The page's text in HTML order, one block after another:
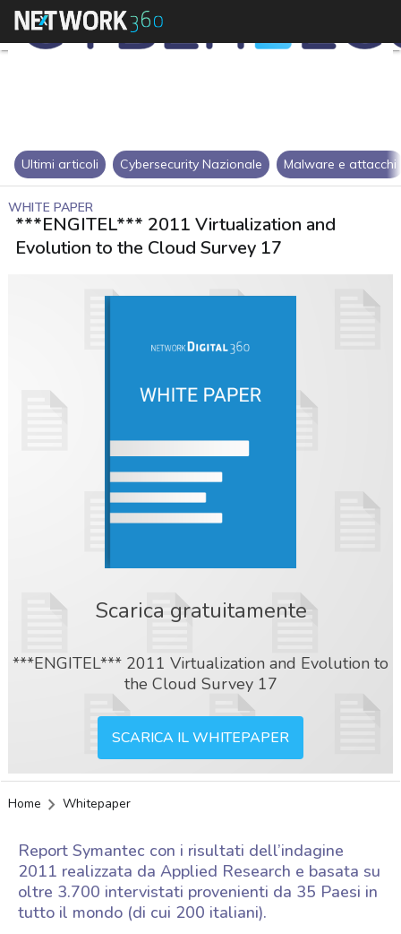
Ultimi articoli Cybersecurity Nazionale Malware e attacchi
WHITE PAPER
***ENGITEL*** 2011 Virtualization and
Evolution to the Cloud Survey 17
Scarica gratuitamente
***ENGITEL*** 2011 Virtualization and Evolution to
the Cloud Survey 17
SCARICA IL WHITEPAPER
Home Whitepaper
Report Symantec con i risultati dell’indagine
2011 realizzata da Applied Research e basata su
oltre 3.700 intervistati provenienti da 35 Paesi in
tutto il mondo (di cui 200 italiani).